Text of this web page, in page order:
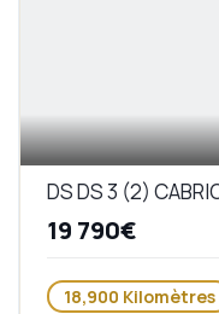
19 790€
18,900 Kilomètres